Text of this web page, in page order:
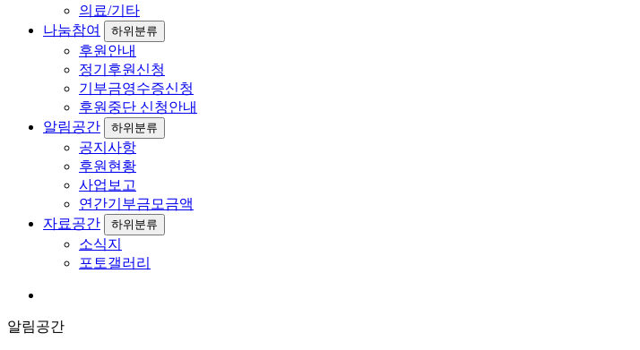
의료/기타
나눔참여
하위분류
후원안내
정기후원신청
기부금영수증신청
후원중단 신청안내
알림공간
하위분류
공지사항
후원현황
사업보고
연간기부금모금액
자료공간
하위분류
소식지
포토갤러리
알림공간